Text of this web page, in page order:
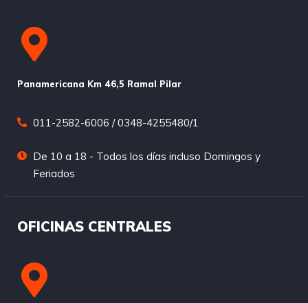
Panamericana Km 46,5 Ramal Pilar
011-2582-6006 / 0348-4255480/1
De 10 a 18 - Todos los días incluso Domingos y
Feriados
OFICINAS CENTRALES